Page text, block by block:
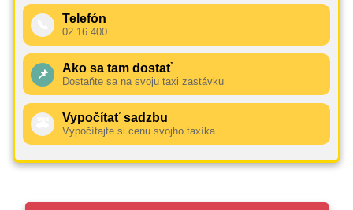
Telefón
02 16 400
📌 Ako sa tam dostať
Dostaňte sa na svoju taxi zastávku
Vypočítať sadzbu
Vypočítajte si cenu svojho taxíka